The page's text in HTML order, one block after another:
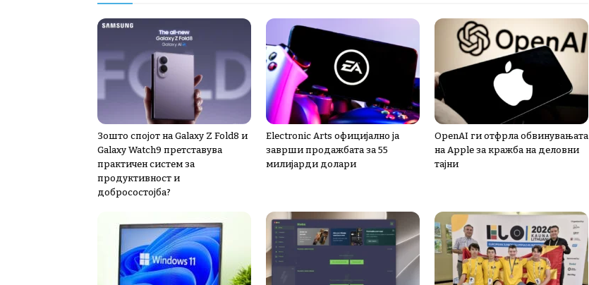
Зошто спојот на Galaxy Z Fold8 и
Galaxy Watch9 претставува
практичен систем за
продуктивност и
добросостојба?
Electronic Arts официјално ја
заврши продажбата за 55
милијарди долари
OpenAI ги отфрла обвинувањата
на Apple за кражба на деловни
тајни